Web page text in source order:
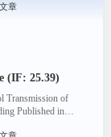
章
(IF: 25.39)
Transmission of
Published in